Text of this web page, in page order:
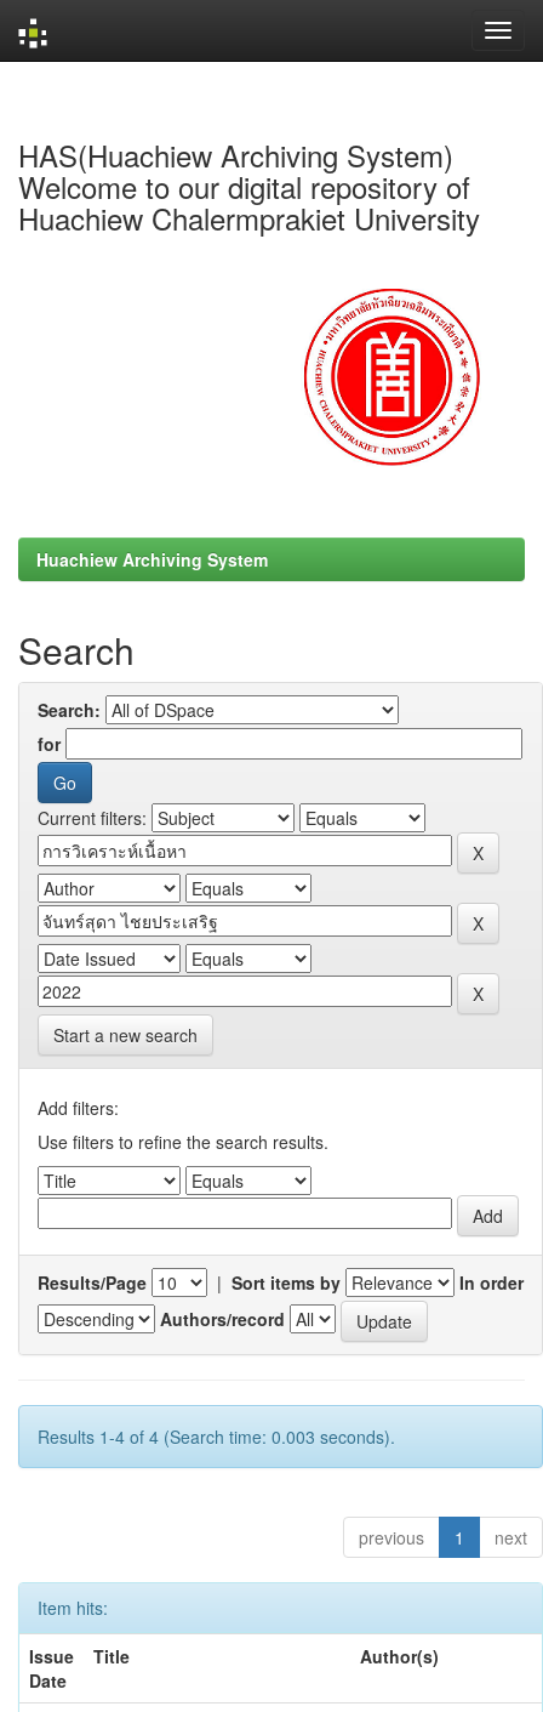
HAS(Huachiew Archiving System)
Welcome to our digital repository of
Huachiew Chalermprakiet University
Huachiew Archiving System
Search
Search:
for
Current filters:
Start a new search
Add filters:
Use filters to refine the search results.
Results/Page | Sort items by
In order
Authors/record
Results 1-4 of 4 (Search time: 0.003 seconds).
previous 1 next
Item hits:
Issue
Date
Title Author(s)